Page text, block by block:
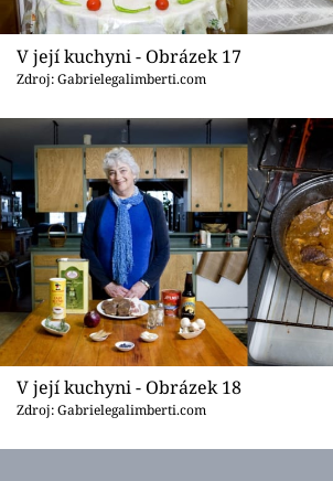
V její kuchyni - Obrázek 17
Zdroj: Gabrielegalimberti.com
V její kuchyni - Obrázek 18
Zdroj: Gabrielegalimberti.com